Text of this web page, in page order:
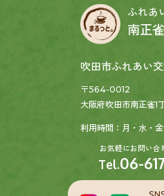
ふれあ
南正
吹田市ふれあい
〒564-0012
大阪府吹田市南正雀1
利用時間：月・水・
お気軽にお問い合
Tel.06-